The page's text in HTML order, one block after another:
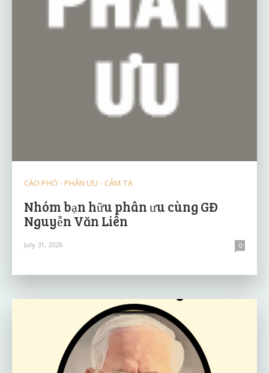
CÁO PHÓ - PHÂN ƯU - CẢM TẠ
Nhóm bạn hữu phân ưu cùng GĐ
Nguyễn Văn Liên
July 31, 2026 0